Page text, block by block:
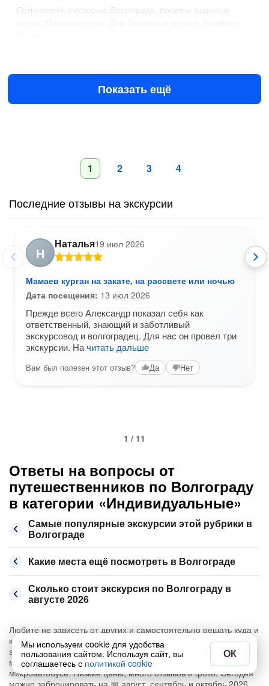
Погрузитесь в историю Волгограда, посетив знаковые
16 000 ₽за всё до 3 чел.
Показать ещё
1 2 3 4
Последние отзывы на экскурсии
Н
Наталья19 июл 2026
Мамаев курган на закате, на рассвете или ночью
Дата посещения: 13 июл 2026
Прежде всего Александр показал себя как
ответственный, знающий и заботливый
экскурсовод и волгоградец. Для нас он провел три
экскурсии. Начитать дальше
Вам был полезен этот отзыв? Да Нет
1 / 11
Ответы на вопросы от
путешественников по Волгограду
в категории «Индивидуальные»
Самые популярные экскурсии этой рубрики в
Волгограде
Какие места ещё посмотреть в Волгограде
Сколько стоит экскурсия по Волгограду в
августе 2026
Любите не зависеть от других и самостоятельно решать куда и
когда ехать на экскурсию в Волгограде? Предлагаем купить
экскурсию с индивидуальным гидом, например, вы посетите
местные достопримечательности на автомобиле или
микроавтобусе. Низкие цены, много отзывов и фото. Сегодня
можно забронировать на 📅 август, сентябрь и октябрь 2026
Мы используем cookie для удобства
пользования сайтом. Используя сайт, вы
соглашаетесь с политикой cookie
ОК